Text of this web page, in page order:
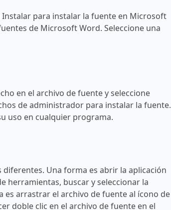
Instalar para instalar la fuente en Microsoft
de Microsoft Word. Seleccione una
en el archivo de fuente y seleccione
de administrador para instalar la fuente.
uso en cualquier programa.
Una forma es abrir la aplicación
herramientas, buscar y seleccionar la
arrastrar el archivo de fuente al ícono de
doble clic en el archivo de fuente en el